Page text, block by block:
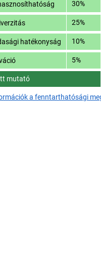
30%
25%
hatékonyság 10%
5%
mutató
a fenntarthatósági